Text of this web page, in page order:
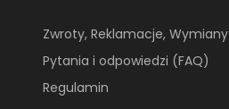
Zwroty, Reklamacje, Wymiany
Pytania i odpowiedzi (FAQ)
Regulamin